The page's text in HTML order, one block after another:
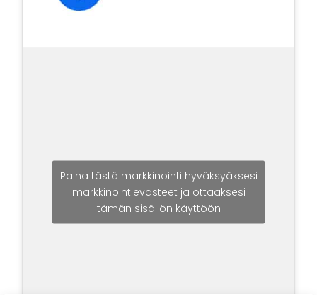
Paina tästä markkinointi hyväksyäksesi
markkinointievästeet ja ottaaksesi
tämän sisällön käyttöön